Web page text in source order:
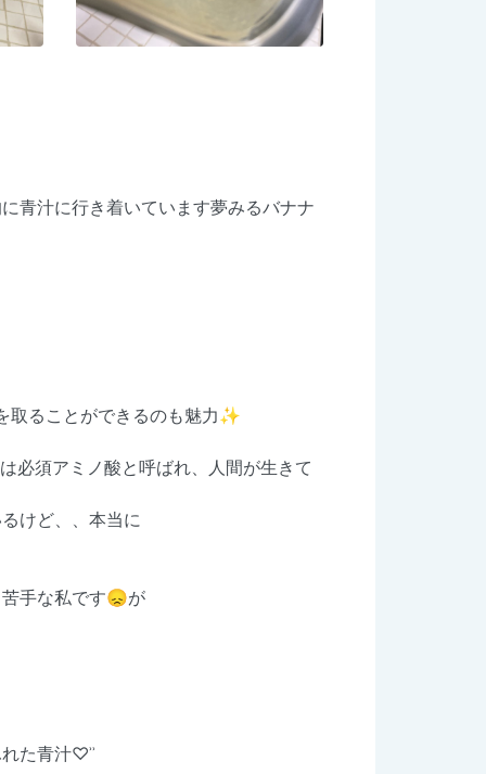
青汁に行き着いています夢みるバナナ
取ることができるのも魅力✨
必須アミノ酸と呼ばれ、人間が生きて
けど、、本当に
手な私です😞が
た青汁♡︎ʾʾ